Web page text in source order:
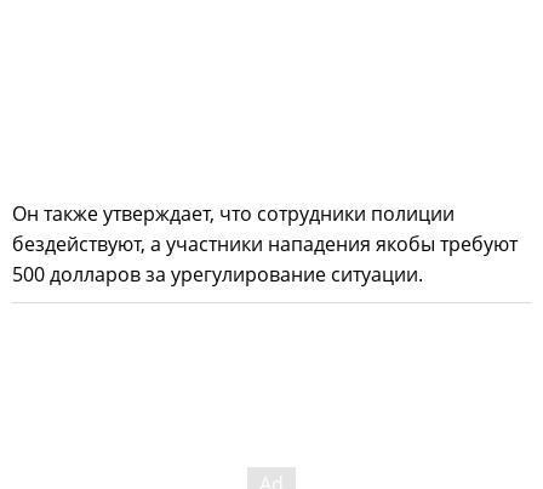
Он также утверждает, что сотрудники полиции
бездействуют, а участники нападения якобы требуют
500 долларов за урегулирование ситуации.